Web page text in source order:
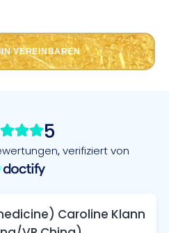
VEREINBAREN